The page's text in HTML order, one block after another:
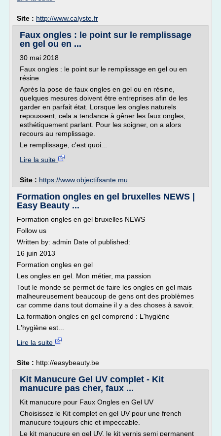
Site : http://www.calyste.fr
Faux ongles : le point sur le remplissage
en gel ou en ...
30 mai 2018
Faux ongles : le point sur le remplissage en gel ou en
résine
Après la pose de faux ongles en gel ou en résine,
quelques mesures doivent être entreprises afin de les
garder en parfait état. Lorsque les ongles naturels
repoussent, cela a tendance à gêner les faux ongles,
esthétiquement parlant. Pour les soigner, on a alors
recours au remplissage.
Le remplissage, c'est quoi...
Lire la suite
Site : https://www.objectifsante.mu
Formation ongles en gel bruxelles NEWS |
Easy Beauty ...
Formation ongles en gel bruxelles NEWS
Follow us
Written by: admin Date of published:
16 juin 2013
Formation ongles en gel
Les ongles en gel. Mon métier, ma passion
Tout le monde se permet de faire les ongles en gel mais
malheureusement beaucoup de gens ont des problèmes
car comme dans tout domaine il y a des choses à savoir.
La formation ongles en gel comprend : L'hygiène
L'hygiène est...
Lire la suite
Site : http://easybeauty.be
Kit Manucure Gel UV complet - Kit
manucure pas cher, faux ...
Kit manucure pour Faux Ongles en Gel UV
Choisissez le Kit complet en gel UV pour une french
manucure toujours chic et impeccable.
Le kit manucure en gel UV, le kit vernis semi permanent